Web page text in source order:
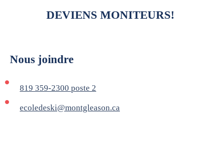
DEVIENS MONITEURS!
Nous joindre
819 359-2300 poste 2
ecoledeski@montgleason.ca